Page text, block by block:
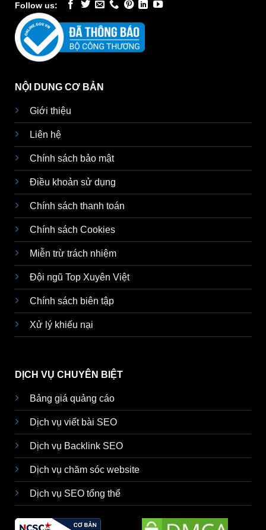
Follow us:
NỘI DUNG CƠ BẢN
Giới thiệu
Liên hệ
Chính sách bảo mật
Điều khoản sử dụng
Chính sách thanh toán
Chính sách Cookies
Miễn trừ trách nhiệm
Đội ngũ Top Xuyên Việt
Chính sách biên tập
Xử lý khiếu nại
DỊCH VỤ CHUYÊN BIỆT
Bảng giá quảng cáo
Dịch vụ viết bài SEO
Dịch vụ Backlink SEO
Dịch vụ chăm sóc website
Dịch vụ SEO tổng thể